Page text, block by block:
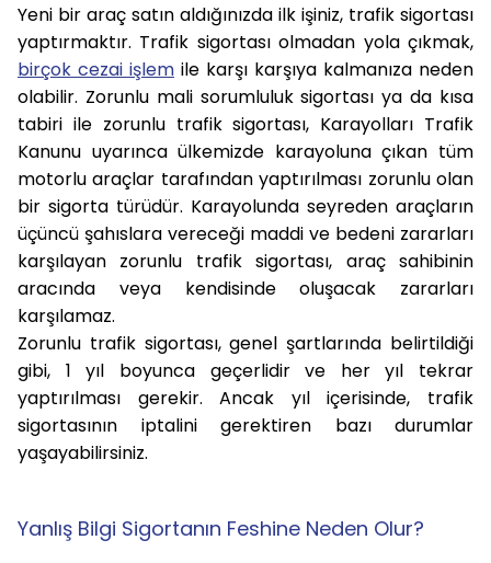
Yeni bir araç satın aldığınızda ilk işiniz, trafik sigortası
yaptırmaktır. Trafik sigortası olmadan yola çıkmak,
birçok cezai işlem ile karşı karşıya kalmanıza neden
olabilir. Zorunlu mali sorumluluk sigortası ya da kısa
tabiri ile zorunlu trafik sigortası, Karayolları Trafik
Kanunu uyarınca ülkemizde karayoluna çıkan tüm
motorlu araçlar tarafından yaptırılması zorunlu olan
bir sigorta türüdür. Karayolunda seyreden araçların
üçüncü şahıslara vereceği maddi ve bedeni zararları
karşılayan zorunlu trafik sigortası, araç sahibinin
aracında veya kendisinde oluşacak zararları
karşılamaz.
Zorunlu trafik sigortası, genel şartlarında belirtildiği
gibi, 1 yıl boyunca geçerlidir ve her yıl tekrar
yaptırılması gerekir. Ancak yıl içerisinde, trafik
sigortasının iptalini gerektiren bazı durumlar
yaşayabilirsiniz.
Yanlış Bilgi Sigortanın Feshine Neden Olur?